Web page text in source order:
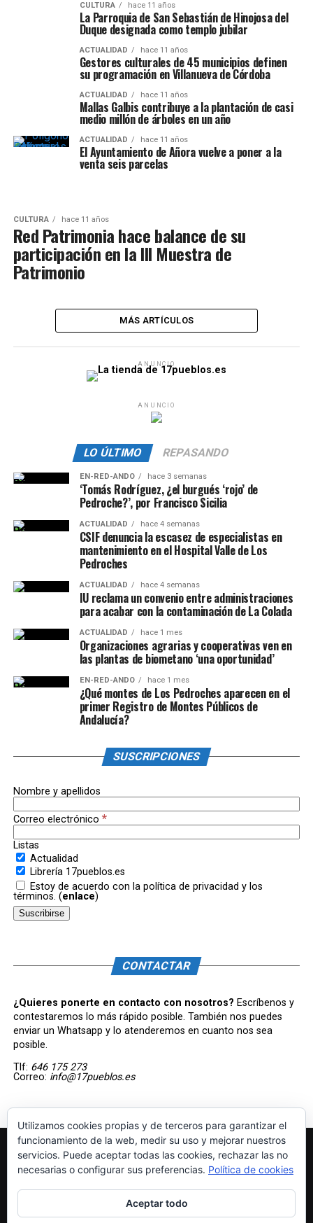
CULTURA hace 11 años
La Parroquia de San Sebastián de Hinojosa del
Duque designada como templo jubilar
ACTUALIDAD hace 11 años
Gestores culturales de 45 municipios definen
su programación en Villanueva de Córdoba
ACTUALIDAD hace 11 años
Mallas Galbis contribuye a la plantación de casi
medio millón de árboles en un año
ACTUALIDAD hace 11 años
El Ayuntamiento de Añora vuelve a poner a la
venta seis parcelas
CULTURA hace 11 años
Red Patrimonia hace balance de su
participación en la III Muestra de
Patrimonio
MÁS ARTÍCULOS
ANUNCIO
ANUNCIO
LO ÚLTIMO REPASANDO
EN-RED-ANDO hace 3 semanas
‘Tomás Rodríguez, ¿el burgués ‘rojo’ de
Pedroche?’, por Francisco Sicilia
ACTUALIDAD hace 4 semanas
CSIF denuncia la escasez de especialistas en
mantenimiento en el Hospital Valle de Los
Pedroches
ACTUALIDAD hace 4 semanas
IU reclama un convenio entre administraciones
para acabar con la contaminación de La Colada
ACTUALIDAD hace 1 mes
Organizaciones agrarias y cooperativas ven en
las plantas de biometano ‘una oportunidad’
EN-RED-ANDO hace 1 mes
¿Qué montes de Los Pedroches aparecen en el
primer Registro de Montes Públicos de
Andalucía?
SUSCRIPCIONES
Nombre y apellidos
Correo electrónico *
Listas
Actualidad
Librería 17pueblos.es
Estoy de acuerdo con la política de privacidad y los
términos. (enlace)
CONTACTAR
¿Quieres ponerte en contacto con nosotros? Escríbenos y
contestaremos lo más rápido posible. También nos puedes
enviar un Whatsapp y lo atenderemos en cuanto nos sea
posible.
Tlf: 646 175 273
Correo: info@17pueblos.es
Utilizamos cookies propias y de terceros para garantizar el
funcionamiento de la web, medir su uso y mejorar nuestros
servicios. Puede aceptar todas las cookies, rechazar las no
necesarias o configurar sus preferencias. Política de cookies
Aceptar todo